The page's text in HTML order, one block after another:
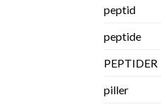
peptid
peptide
PEPTIDER
piller